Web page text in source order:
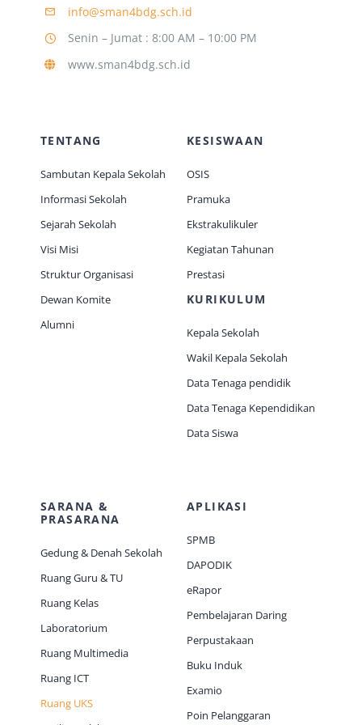
Jurnal
kontak
Siswa
Data Siswa
staf Sekolah
info@sman4bdg.sch.id
Senin – Jumat : 8:00 AM – 10:00 PM
www.sman4bdg.sch.id
TENTANG
Sambutan Kepala Sekolah
Informasi Sekolah
Sejarah Sekolah
Visi Misi
Struktur Organisasi
Dewan Komite
Alumni
KESISWAAN
OSIS
Pramuka
Ekstrakulikuler
Kegiatan Tahunan
Prestasi
KURIKULUM
Kepala Sekolah
Wakil Kepala Sekolah
Data Tenaga pendidik
Data Tenaga Kependidikan
Data Siswa
SARANA &
PRASARANA
Gedung & Denah Sekolah
Ruang Guru & TU
Ruang Kelas
Laboratorium
Ruang Multimedia
Ruang ICT
Ruang UKS
APLIKASI
SPMB
DAPODIK
eRapor
Pembelajaran Daring
Perpustakaan
Buku Induk
Examio
Poin Pelanggaran